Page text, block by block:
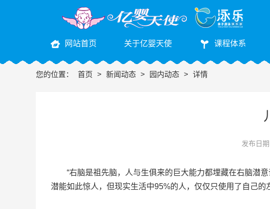
网站首页 关于亿婴天使 课程体系
您的位置： 首页 > 新闻动态 > 园内动态 > 详情
发布日
“右脑是祖先脑，人与生俱来的巨大能力都埋藏在右脑潜意
潜能如此惊人，但现实生活中95%的人，仅仅只使用了自己的